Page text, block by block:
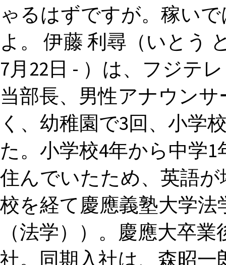
ゃるはずですが。稼い
よ。 伊藤 利尋（いとう
7月22日 - ）は、フジテ
当部長、男性アナウン
く、幼稚園で3回、小学
た。小学校4年から中学
住んでいたため、英語
校を経て慶應義塾大学
（法学））。慶應大卒
社。同期入社は、森昭一